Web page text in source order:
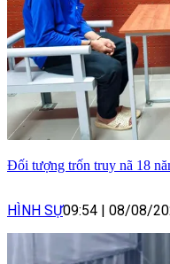
Đối tượng trốn truy nã 18
HÌNH SỰ09:54 | 08/08/